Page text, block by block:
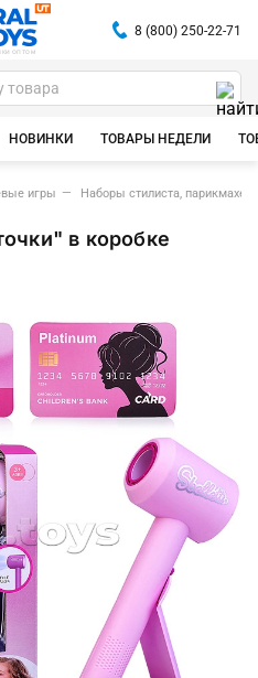
ОПТОМ
8 (800) 250-22-71
НОВИНКИ ТОВАРЫ НЕДЕЛИ
игры Наборы стилиста, парикмахера
в коробке